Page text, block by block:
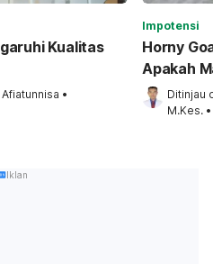
Kualitas
•
Impotensi
Horny
Apakah
Ditinjau
M.Kes. •
Iklan